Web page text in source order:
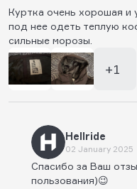
Куртка очень хорошая и
под нее одеть теплую
сильные морозы.
+1
Hellride
02 January 2025
Спасибо за Ваш
пользования)😉